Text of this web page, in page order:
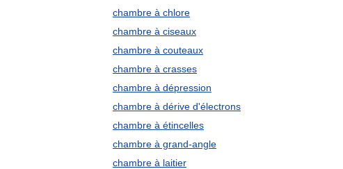
chambre à chlore
chambre à ciseaux
chambre à couteaux
chambre à crasses
chambre à dépression
chambre à dérive d'électrons
chambre à étincelles
chambre à grand-angle
chambre à laitier